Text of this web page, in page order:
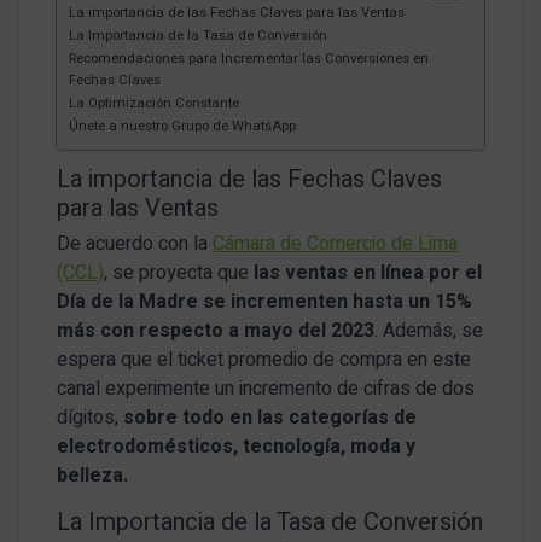
La importancia de las Fechas Claves para las Ventas
La Importancia de la Tasa de Conversión
Recomendaciones para Incrementar las Conversiones en
Fechas Claves
La Optimización Constante
Únete a nuestro Grupo de WhatsApp
La importancia de las Fechas Claves
para las Ventas
De acuerdo con laCámara de Comercio de Lima
(CCL), se proyecta que las ventas en línea por el
Día de la Madre se incrementen hasta un 15%
más con respecto a mayo del 2023. Además, se
espera que el ticket promedio de compra en este
canal experimente un incremento de cifras de dos
dígitos, sobre todo en las categorías de
electrodomésticos, tecnología, moda y
belleza.
La Importancia de la Tasa de Conversión